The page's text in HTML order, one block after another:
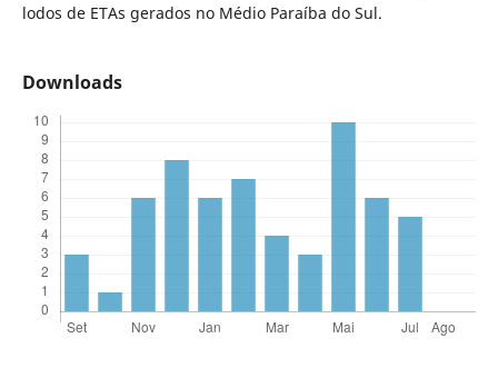
lodos de ETAs gerados no Médio Paraíba do Sul.
Downloads